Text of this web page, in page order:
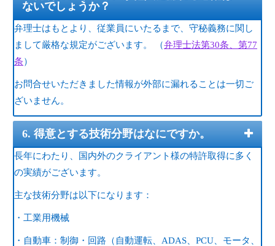
ないでしょうか？
弁理士はもとより、従業員にいたるまで、守秘義務に関し
まして厳格な規定がございます。 （弁理士法第30条、第77
条）
お問合せいただきました情報が外部に漏れることは一切ご
ざいません。
6. 得意とする技術分野はなにですか。
長年にわたり、国内外のクライアント様の特許取得に多く
の実績がございます。
主な技術分野は以下になります：
・工業用機械
・自動車：制御・回路（自動運転、ADAS、PCU、モータ、